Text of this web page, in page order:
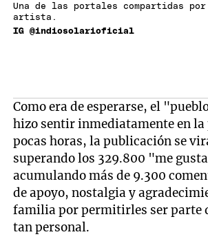
Una de las portales compartidas
artista.
IG @indiosolarioficial
Como era de esperarse, el
hizo sentir inmediatamente en
pocas horas, la publicación se
superando los 329.800 "me
acumulando más de 9.300
de apoyo, nostalgia y
familia por permitirles ser parte
tan personal.